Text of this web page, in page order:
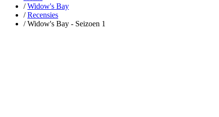
/ Widow's Bay
/ Recensies
/ Widow's Bay - Seizoen 1